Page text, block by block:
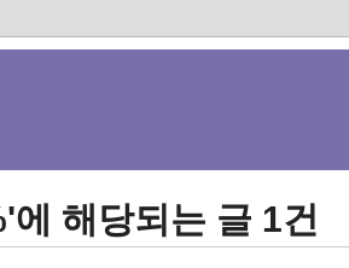
에 해당되는 글 1건